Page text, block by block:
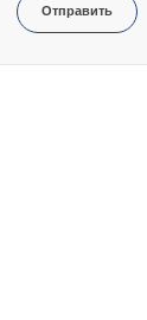
Отправить